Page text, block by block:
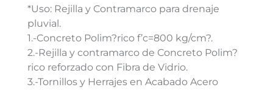
*Uso: Rejilla y Contramarco para drenaje
pluvial.
1.-Concreto Polim?rico f’c=800 kg/cm?.
2.-Rejilla y contramarco de Concreto Polim?
rico reforzado con Fibra de Vidrio.
3.-Tornillos y Herrajes en Acabado Acero